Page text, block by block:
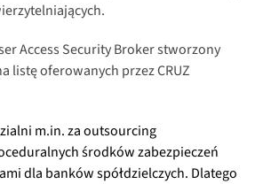
Access Security Broker stworzony
listę oferowanych przez CRUZ
m.in. za outsourcing
środków zabezpieczeń
dla banków spółdzielczych. Dlatego